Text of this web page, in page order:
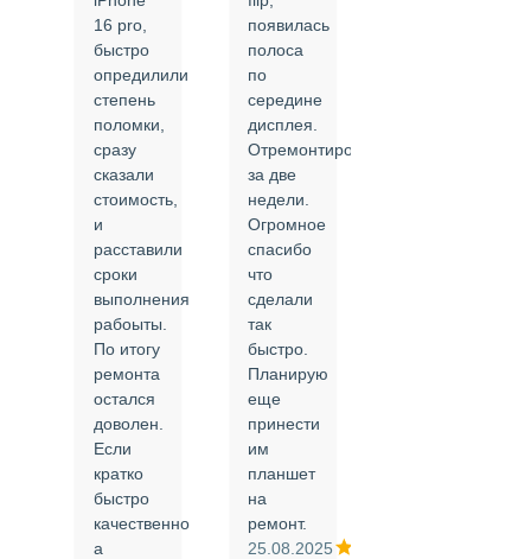
16 pro,
быстро
опредилили
степень
поломки,
сразу
сказали
стоимость,
и
расставили
сроки
выполнения
рабоыты.
По итогу
ремонта
остался
доволен.
Если
кратко
быстро
качественно
а
появилась
полоса
по
середине
дисплея.
Отремонтировали
за две
недели.
Огромное
спасибо
что
сделали
так
быстро.
Планирую
еще
принести
им
планшет
на
ремонт.
25.08.2025